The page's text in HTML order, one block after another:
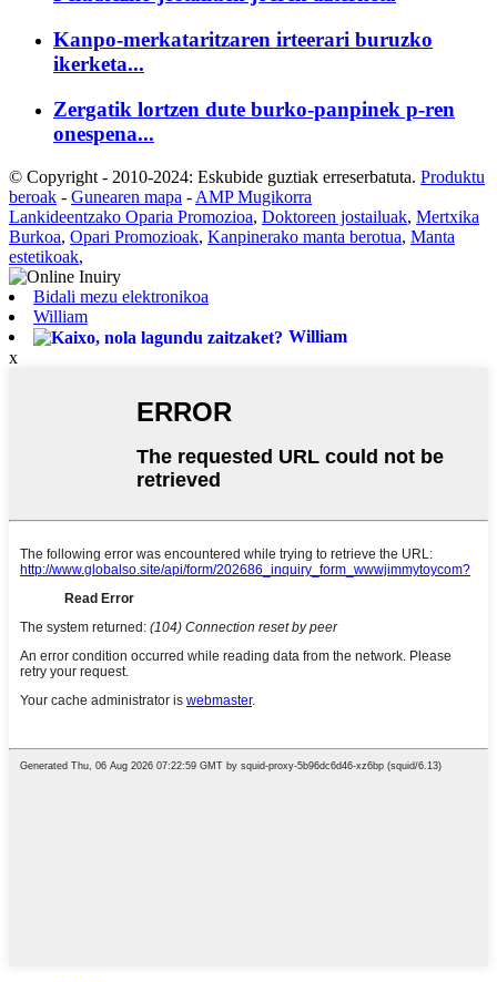
Kanpo-merkataritzaren irteerari buruzko
ikerketa...
Zergatik lortzen dute burko-panpinek p-ren
onespena...
© Copyright - 2010-2024: Eskubide guztiak erreserbatuta. Produktu
beroak - Gunearen mapa - AMP Mugikorra
Lankideentzako Oparia Promozioa, Doktoreen jostailuak, Mertxika
Burkoa, Opari Promozioak, Kanpinerako manta berotua, Manta
estetikoak,
Bidali mezu elektronikoa
William
William
x